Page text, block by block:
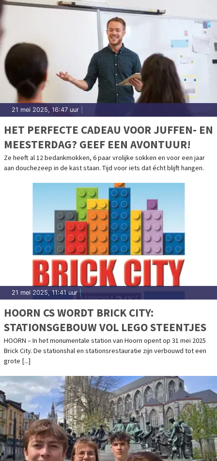
21 mei 2025, 16:47 uur
HET PERFECTE CADEAU VOOR JUFFEN- EN
MEESTERDAG? GEEF EEN AVONTUUR!
Ze heeft al 12 bedankmokken, 6 paar vrolijke sokken en voor een jaar
aan douchezeep in de kast staan. Tijd voor iets dat écht blijft hangen.
21 mei 2025, 11:41 uur
HOORN CS WORDT BRICK CITY:
STATIONSGEBOUW VOL LEGO STEENTJES
HOORN – In het monumentale station van Hoorn opent op 31 mei 2025
Brick City. De stationshal en stationsrestauratie zijn verbouwd tot een
grote [...]